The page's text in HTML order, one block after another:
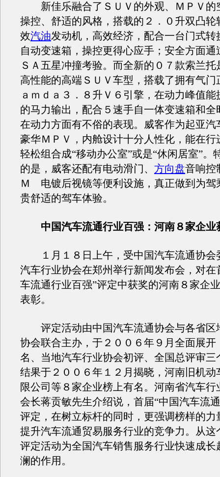
新佳乐融合了ＳＵＶ的外观、ＭＰＶ的
操控、舒适的风格，搭载的２．０升双凸轮
效汽油发动机，高效经济，配合一台门式转
自动变速箱，操控更得心应手；安全方面通
ＳＡ五星冲撞考验。而全新的０７款索兰
高性能的高端ＳＵＶ车型，搭载了拥有气门
ａｍｄａ３．８升Ｖ６引擎，在动力峰值
的马力输出，配合５速手自一体变速箱和全
在动力方面有不俗的表现。威客作为起亚汽
豪华ＭＰＶ，内舱设计十分人性化，能在行
轻松组合成“移动办公室”或是“休闲居室”。
的是，威客还配有电动滑门、 方向盘音响控
Ｍ 电镀后视镜等便利设施，真正做到为驾
贵舒适的驾车体验。
中国汽车流通行业百强：河南８家企业
１月１８日上午，受中国汽车流通协会
汽车行业协会在郑州举行新闻发布会，对在
车流通行业百强”评定中获奖的河南８家企
表彰。
评定活动由中国汽车流通协会与各省区
协会联合主办，于２００６年９月全面展开
名、当地汽车行业协会初评、全国总评审三
结果于２００６年１２月揭晓，河南旧机动
限公司等８家企业榜上有名。河南省汽车行
会长蒋贡敏先生介绍说，首届“中国汽车流
评定，在树立标杆的同时，更强调榜样的力
提升汽车流通贸易服务行业的竞争力。从这
评定活动为全国汽车销售服务行业快速成长
澜的作用。